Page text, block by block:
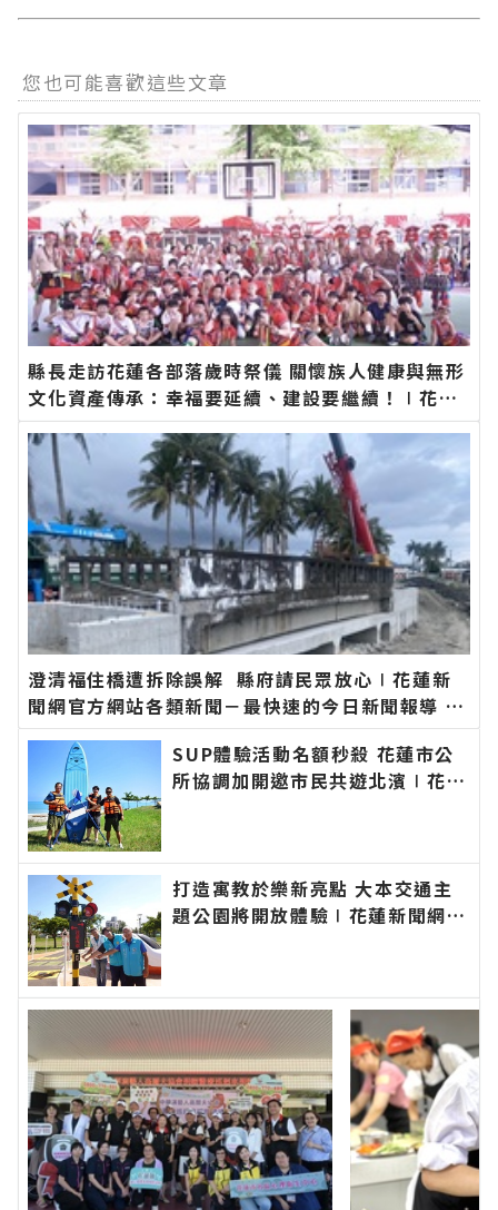
您也可能喜歡這些文章
縣長走訪花蓮各部落歲時祭儀 關懷族人健康與無形
文化資產傳承：幸福要延續、建設要繼續！∣花蓮
新聞網官方網站各類新聞－最快速的今日新聞報導
最新的在地資訊！
澄清福住橋遭拆除誤解 縣府請民眾放心∣花蓮新
聞網官方網站各類新聞－最快速的今日新聞報導 最
新的在地資訊！
SUP體驗活動名額秒殺 花蓮市公
所協調加開邀市民共遊北濱∣花蓮
訊！
打造寓教於樂新亮點 大本交通主
題公園將開放體驗∣花蓮新聞網官